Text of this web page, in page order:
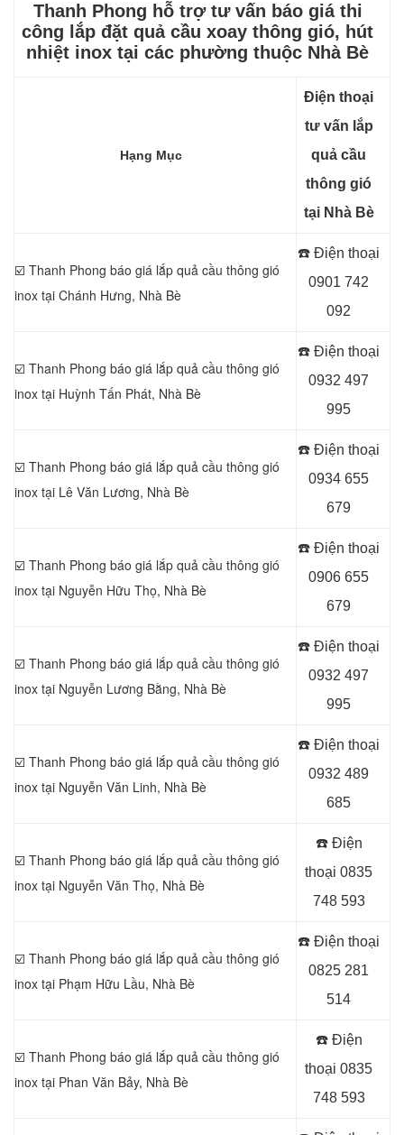
Thanh Phong hỗ trợ tư vấn báo giá thi
công lắp đặt quả cầu xoay thông gió, hút
nhiệt inox tại các phường thuộc Nhà Bè
Hạng Mục
Điện thoại
tư vấn lắp
quả cầu
thông gió
tại Nhà Bè
☑️ Thanh Phong báo giá lắp quả cầu thông gió
inox tại Chánh Hưng, Nhà Bè
☎️ Điện thoại
0901 742
092
☑️ Thanh Phong báo giá lắp quả cầu thông gió
inox tại Huỳnh Tấn Phát, Nhà Bè
☎️ Điện thoại
0932 497
995
☑️ Thanh Phong báo giá lắp quả cầu thông gió
inox tại Lê Văn Lương, Nhà Bè
☎️ Điện thoại
0934 655
679
☑️ Thanh Phong báo giá lắp quả cầu thông gió
inox tại Nguyễn Hữu Thọ, Nhà Bè
☎️ Điện thoại
0906 655
679
☑️ Thanh Phong báo giá lắp quả cầu thông gió
inox tại Nguyễn Lương Bằng, Nhà Bè
☎️ Điện thoại
0932 497
995
☑️ Thanh Phong báo giá lắp quả cầu thông gió
inox tại Nguyễn Văn Linh, Nhà Bè
☎️ Điện thoại
0932 489
685
☑️ Thanh Phong báo giá lắp quả cầu thông gió
inox tại Nguyễn Văn Thọ, Nhà Bè
☎️ Điện
thoại 0835
748 593
☑️ Thanh Phong báo giá lắp quả cầu thông gió
inox tại Phạm Hữu Lầu, Nhà Bè
☎️ Điện thoại
0825 281
514
☑️ Thanh Phong báo giá lắp quả cầu thông gió
inox tại Phan Văn Bảy, Nhà Bè
☎️ Điện
thoại 0835
748 593